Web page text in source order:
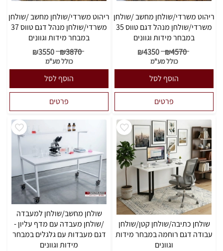
ריהוט משרדי/שולחן מחשב /שולחן
משרדי/שולחן מנהל דגם טווס 35
במבחר מידות וגוונים
₪4570
₪4350
כולל מע"מ
הוסף לסל
פרטים
ריהוט משרדי/שולחן מחשב /שולחן
משרדי/שולחן מנהל דגם טווס 37
במבחר מידות וגוונים
₪3870
₪3550
כולל מע"מ
הוסף לסל
פרטים
שולחן כתיבה/שולחן קטן/שולחן
עבודה דגם רוחמה במבחר מידות
וגוונים
שולחן מחשב/שולחן למעבדה
/שולחן מעבדה עם מדף עליון -
דגם מעבדות עם גלגלים במבחר
מידות וגוונים